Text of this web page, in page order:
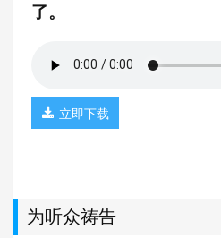
了。
立即下载
为听众祷告